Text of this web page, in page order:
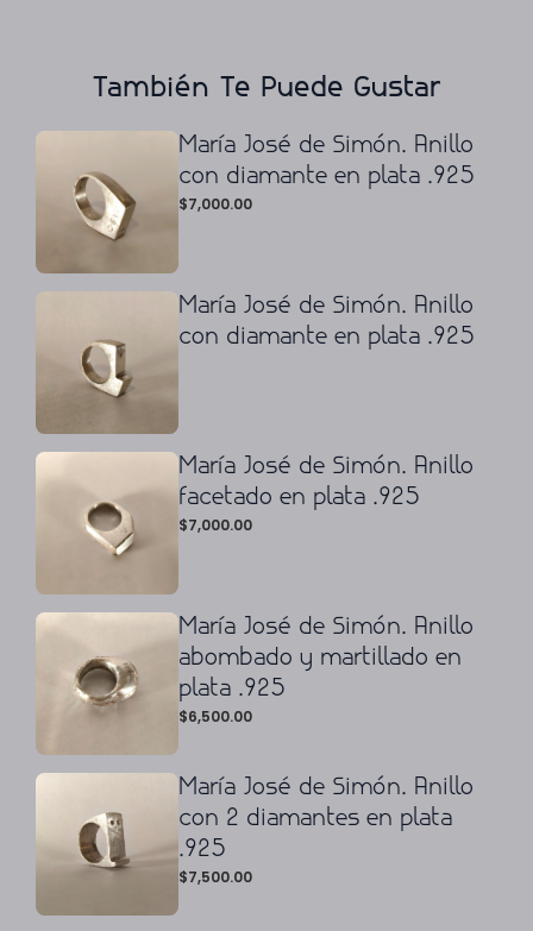
También Te Puede Gustar
María José de Simón. Anillo
con diamante en plata .925
$7,000.00
María José de Simón. Anillo
con diamante en plata .925
María José de Simón. Anillo
facetado en plata .925
$7,000.00
María José de Simón. Anillo
abombado y martillado en
plata .925
$6,500.00
María José de Simón. Anillo
con 2 diamantes en plata
.925
$7,500.00